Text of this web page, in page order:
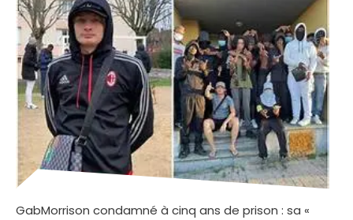
GabMorrison condamné à cinq ans de prison : sa «